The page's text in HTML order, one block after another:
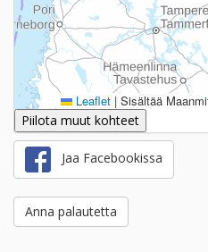
Leaflet | Sisältää
Piilota muut kohteet
Jaa Facebookissa
Anna palautetta